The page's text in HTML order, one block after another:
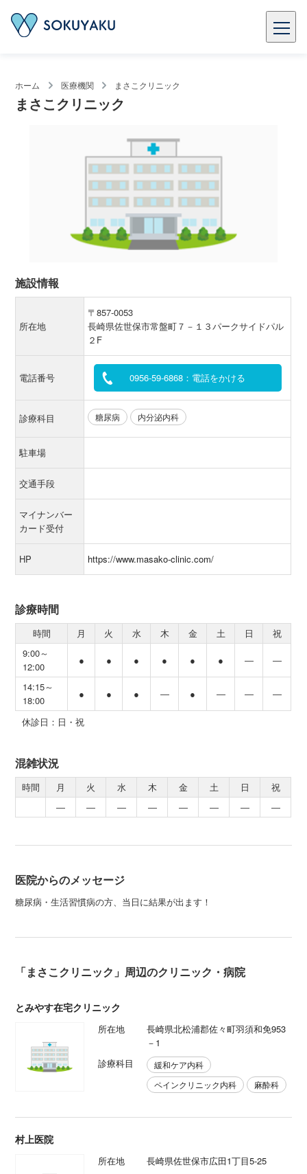
ホーム 医療機関 まさこクリニック
まさこクリニック
施設情報
所在地
〒857‐0053
長崎県佐世保市常盤町７－１３パークサイドパル
２F
電話番号 0956-59-6868：電話をかける
診療科目 糖尿病 内分泌内科
駐車場
交通手段
マイナンバー
カード受付
HP https://www.masako-clinic.com/
診療時間
時間 月 火 水 木 金 土 日
祝
9:00～
12:00
● ● ● ● ● ● ― ―
14:15～
18:00
● ● ● ― ● ― ― ―
休診日：日・祝
混雑状況
時間 月 火 水 木 金 土 日
祝
―
― ― ― ― ― ― ―
医院からのメッセージ
糖尿病・生活習慣病の方、当日に結果が出ます！
「まさこクリニック」周辺のクリニック・病院
とみやす在宅クリニック
所在地
長崎県北松浦郡佐々町羽須和免953
－1
診療科目
緩和ケア内科
ペインクリニック内科
麻酔科
村上医院
所在地
長崎県佐世保市広田1丁目5-25